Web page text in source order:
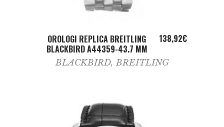
ADD TO CART
OROLOGI REPLICA BREITLING
BLACKBIRD A44359-43.7 MM
138,92€
BLACKBIRD,BREITLING